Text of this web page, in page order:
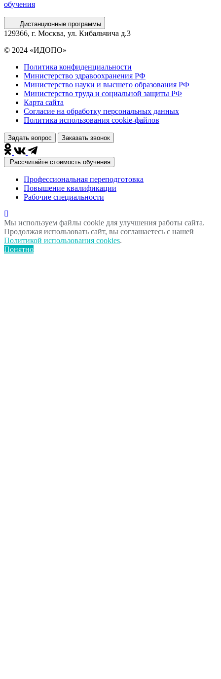
обучения
Дистанционные программы
129366, г. Москва, ул. Кибальчича д.3
© 2024 «ИДОПО»
Политика конфиденциальности
Министерство здравоохранения РФ
Министерство науки и высшего образования РФ
Министерство труда и социальной защиты РФ
Карта сайта
Согласие на обработку персональных данных
Политика использования сookie-файлов
Задать вопрос Заказать звонок
Рассчитайте стоимость обучения
Профессиональная переподготовка
Повышение квалификации
Рабочие специальности
Мы используем файлы cookie для улучшения работы сайта.
Продолжая использовать сайт, вы соглашаетесь с нашей
Политикой использования cookies.
Понятно